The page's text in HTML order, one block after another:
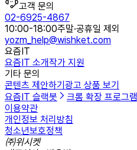
고객 문의
02-6925-4867
10:00-18:00주말·공휴일 제외
yozm_help@wishket.com
요즘IT
요즘IT 소개작가 지원
기타 문의
콘텐츠 제안하기 광고 상품 보기
요즘IT 슬랙봇
크롬 확장 프로그램
이용약관
개인정보 처리방침
청소년보호정책
㈜위시켓